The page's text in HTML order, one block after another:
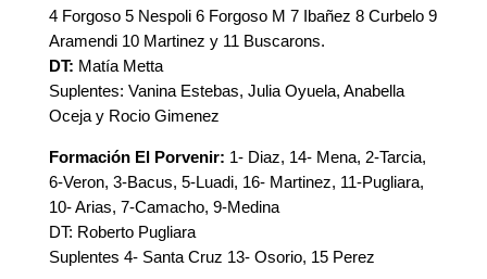
4 Forgoso 5 Nespoli 6 Forgoso M 7 Ibañez 8 Curbelo 9
Aramendi 10 Martinez y 11 Buscarons.
DT: Matía Metta
Suplentes: Vanina Estebas, Julia Oyuela, Anabella
Oceja y Rocio Gimenez
Formación El Porvenir: 1- Diaz, 14- Mena, 2-Tarcia,
6-Veron, 3-Bacus, 5-Luadi, 16- Martinez, 11-Pugliara,
10- Arias, 7-Camacho, 9-Medina
DT: Roberto Pugliara
Suplentes 4- Santa Cruz 13- Osorio, 15 Perez